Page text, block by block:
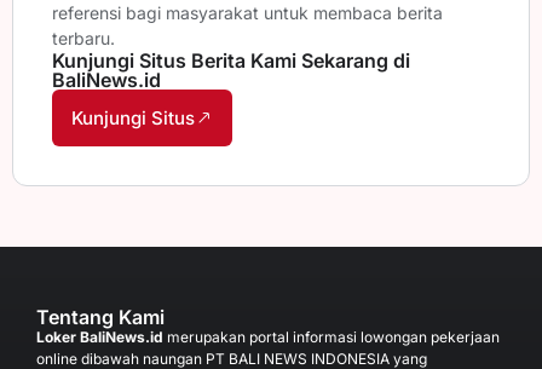
referensi bagi masyarakat untuk membaca berita
terbaru.
Kunjungi Situs Berita Kami Sekarang di
BaliNews.id
Kunjungi Situs
Tentang Kami
Loker BaliNews.id merupakan portal informasi lowongan pekerjaan
online dibawah naungan PT BALI NEWS INDONESIA yang